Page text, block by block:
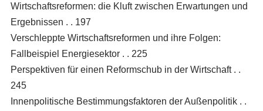
Wirtschaftsreformen: die Kluft zwischen Erwartungen und
Ergebnissen . . 197
Verschleppte Wirtschaftsreformen und ihre Folgen:
Fallbeispiel Energiesektor . . 225
Perspektiven für einen Reformschub in der Wirtschaft . .
245
Innenpolitische Bestimmungsfaktoren der Außenpolitik . .